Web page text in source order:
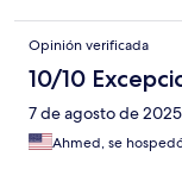
Opinión verificada
10/10
7 de agosto de 2025
Ahmed, se